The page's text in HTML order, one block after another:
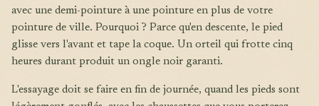
avec une demi-pointure à une pointure en plus de votre
pointure de ville. Pourquoi ? Parce qu'en descente, le pied
glisse vers l'avant et tape la coque. Un orteil qui frotte cinq
heures durant produit un ongle noir garanti.
L'essayage doit se faire en fin de journée, quand les pieds sont